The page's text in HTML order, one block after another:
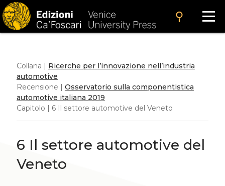
search
Collana | Ricerche per l’innovazione nell’industria
automotive
Recensione | Osservatorio sulla componentistica
automotive italiana 2019
Capitolo | 6 Il settore automotive del Veneto
6 Il settore automotive del
Veneto